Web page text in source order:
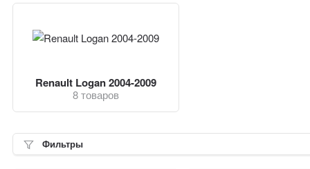
Renault Logan 2004-2009
8 товаров
Фильтры